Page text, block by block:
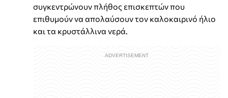
συγκεντρώνουν πλήθος επισκεπτών που
επιθυμούν να απολαύσουν τον καλοκαιρινό ήλιο
και τα κρυστάλλινα νερά.